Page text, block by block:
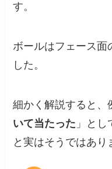
す。
ボールはフェース面
した。
細かく解説すると、
いて当たった 」と
と実はそうではあり